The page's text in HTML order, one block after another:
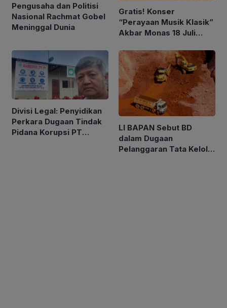
Pengusaha dan Politisi
Nasional Rachmat Gobel
Meninggal Dunia
Gratis! Konser
“Perayaan Musik Klasik”
Akbar Monas 18 Juli
Divisi Legal: Penyidikan
Perkara Dugaan Tindak
Pidana Korupsi PT
LI BAPAN Sebut BD
dalam Dugaan
Pelanggaran Tata Kelola